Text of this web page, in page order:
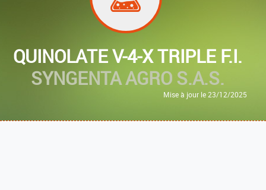
QUINOLATE V-4-X TRIPLE F.I.
SYNGENTA AGRO S.A.S.
Mise à jour le 23/12/2025